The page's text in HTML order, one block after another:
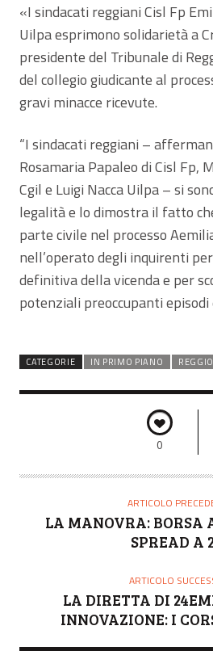
«I sindacati reggiani Cisl Fp
Uilpa esprimono solidarietà a
presidente del Tribunale di
del collegio giudicante al
gravi minacce ricevute.
“I sindacati reggiani –
Rosamaria Papaleo di Cisl Fp,
Cgil e Luigi Nacca Uilpa – si
legalità e lo dimostra il fatto
parte civile nel processo
nell’operato degli inquirenti
definitiva della vicenda e per
potenziali preoccupanti episodi
CATEGORIE IN PRIMO PIANO
0
ARTICOLO
LA MANOVRA: BORSA
SPREAD A
ARTICOLO
LA DIRETTA DI
INNOVAZIONE: I